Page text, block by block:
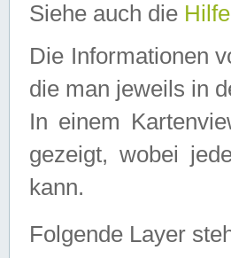
Siehe auch die
Die Informationen
die man jeweils in
In einem
gezeigt, wobei
kann.
Folgende Layer